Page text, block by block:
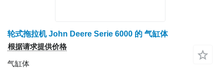
轮式拖拉机 John Deere Serie 6000 的 气缸体
根据请求提供价格
气缸体